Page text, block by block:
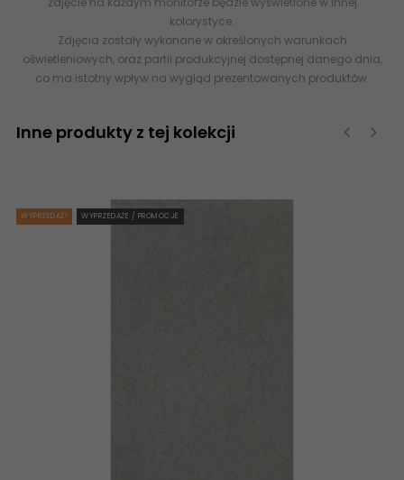
kolorystyce.
Zdjęcia zostały wykonane w określonych warunkach
oświetleniowych, oraz partii produkcyjnej dostępnej danego dnia,
co ma istotny wpływ na wygląd prezentowanych produktów.
Inne produkty z tej kolekcji
WYPRZEDAŻ! WYPRZEDAŻE / PROMOCJE